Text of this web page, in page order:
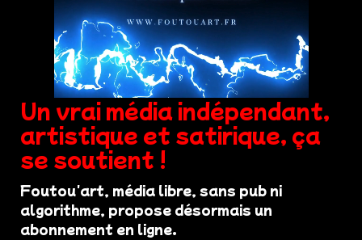
Un vrai média indépendant,
artistique et satirique, ça
se soutient !
Foutou'art, média libre, sans pub ni
algorithme, propose désormais un
abonnement en ligne.